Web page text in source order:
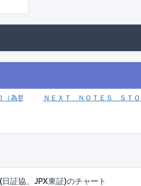
為替ヘッジあり）(2086)
ＮＥＸＴ ＮＯＴＥＳ ＳＴＯ
証協、JPX東証)のチャート